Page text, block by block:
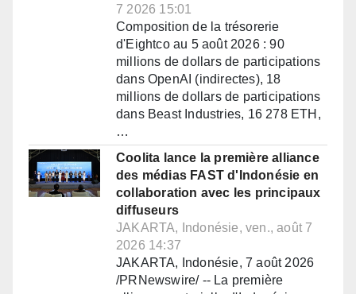
7 2026 15:01
Composition de la trésorerie
d'Eightco au 5 août 2026 : 90
millions de dollars de participations
dans OpenAI (indirectes), 18
millions de dollars de participations
dans Beast Industries, 16 278 ETH,
…
Coolita lance la première alliance
des médias FAST d'Indonésie en
collaboration avec les principaux
diffuseurs
JAKARTA, Indonésie, ven., août 7
2026 14:37
JAKARTA, Indonésie, 7 août 2026
/PRNewswire/ -- La première